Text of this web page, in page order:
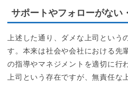
サポートやフォローがない
上述した通り、ダメな上司という
す。本来は社会や会社における先
の指導やマネジメントを適切に行
上司という存在ですが、無責任な